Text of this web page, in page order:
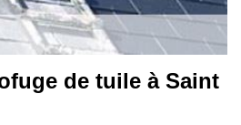
de tuile à Saint